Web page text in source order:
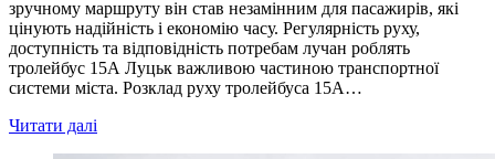
зручному маршруту він став незамінним для пасажирів, які
цінують надійність і економію часу. Регулярність руху,
доступність та відповідність потребам лучан роблять
тролейбус 15А Луцьк важливою частиною транспортної
системи міста. Розклад руху тролейбуса 15А…
Читати далі